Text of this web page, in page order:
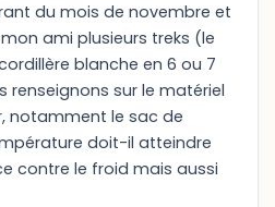
du mois de novembre et
ami plusieurs treks (le
blanche en 6 ou 7
renseignons sur le matériel
notamment le sac de
doit-il atteindre
contre le froid mais aussi